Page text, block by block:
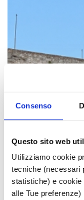
Consenso
Questo sito web
Utilizziamo cookie
tecniche (necessari
statistiche) e
alle Tue